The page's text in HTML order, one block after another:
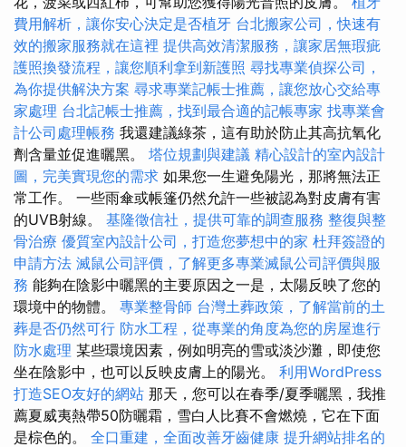
費用解析，讓你安心決定是否植牙 台北搬家公司，快速有
效的搬家服務就在這裡 提供高效清潔服務，讓家居無瑕疵
護照換發流程，讓您順利拿到新護照 尋找專業偵探公司，
為你提供解決方案 尋求專業記帳士推薦，讓您放心交給專
家處理 台北記帳士推薦，找到最合適的記帳專家 找專業會
計公司處理帳務 我還建議綠茶，這有助於防止其高抗氧化
劑含量並促進曬黑。 塔位規劃與建議 精心設計的室內設計
圖，完美實現您的需求 如果您一生避免陽光，那將無法正
常工作。 一些雨傘或帳篷仍然允許一些被認為對皮膚有害
的UVB射線。 基隆徵信社，提供可靠的調查服務 整復與整
骨治療 優質室內設計公司，打造您夢想中的家 杜拜簽證的
申請方法 滅鼠公司評價，了解更多專業滅鼠公司評價與服
務 能夠在陰影中曬黑的主要原因之一是，太陽反映了您的
環境中的物體。 專業整骨師 台灣土葬政策，了解當前的土
葬是否仍然可行 防水工程，從專業的角度為您的房屋進行
防水處理 某些環境因素，例如明亮的雪或淡沙灘，即使您
坐在陰影中，也可以反映皮膚上的陽光。 利用WordPress
打造SEO友好的網站 那天，您可以在春季/夏季曬黑，我推
薦夏威夷熱帶50防曬霜，雪白人比賽不會燃燒，它在下面
是棕色的。 全口重建，全面改善牙齒健康 提升網站排名的